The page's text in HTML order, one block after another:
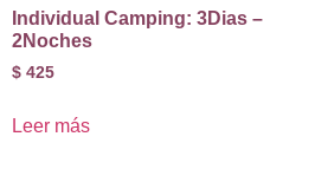
Individual Camping: 3Dias –
2Noches
$ 425
Leer más